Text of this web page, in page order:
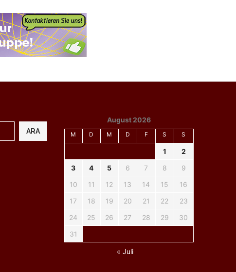
ARA
August 2026
M D M D F S S
1
2
3
4 5 6 7 8
9
10
11 12 13 14 15
16
17
18 19 20 21 22
23
24
25 26 27 28 29
30
31
« Juli